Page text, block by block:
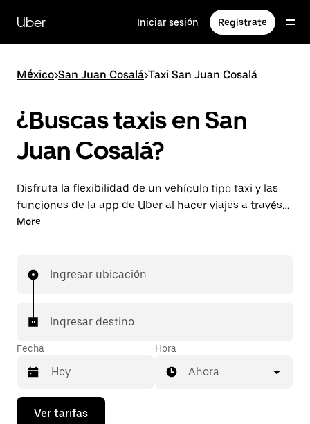
contenido
principal
Uber Iniciar sesión Regístrate
México>San Juan Cosalá>Taxi San Juan Cosalá
¿Buscas taxis en San
Juan Cosalá?
Disfruta la flexibilidad de un vehículo tipo taxi y las
funciones de la app de Uber al hacer viajes a través
de UberX en San Juan Cosalá. Puedes solicitar viajes
adelantado económicas para cada viaje.
More
Ingresar ubicación
Ingresar destino
Fecha
Presiona
Hora
Ahora
Ver tarifas